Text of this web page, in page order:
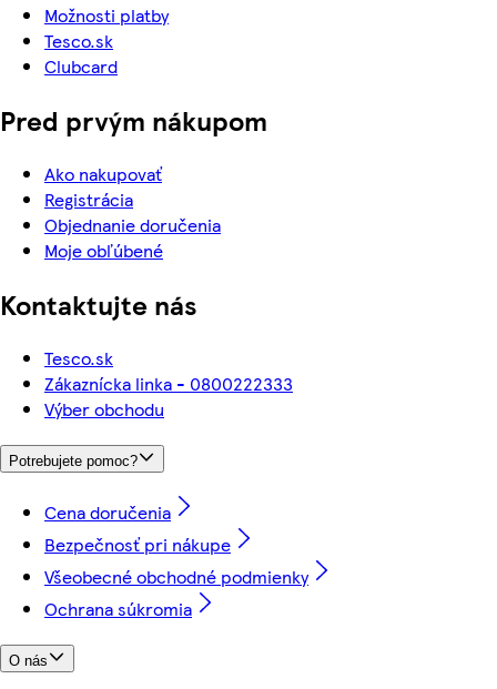
Možnosti platby
Tesco.sk
Clubcard
Pred prvým nákupom
Ako nakupovať
Registrácia
Objednanie doručenia
Moje obľúbené
Kontaktujte nás
Tesco.sk
Zákaznícka linka - 0800222333
Výber obchodu
Potrebujete pomoc?
Cena doručenia
Bezpečnosť pri nákupe
Všeobecné obchodné podmienky
Ochrana súkromia
O nás